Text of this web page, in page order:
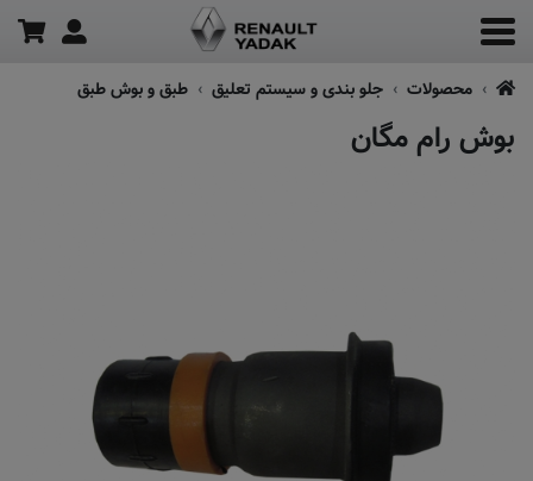
محصولات جلو بندی و سیستم تعلیق طبق و بوش طبق
بوش رام مگان